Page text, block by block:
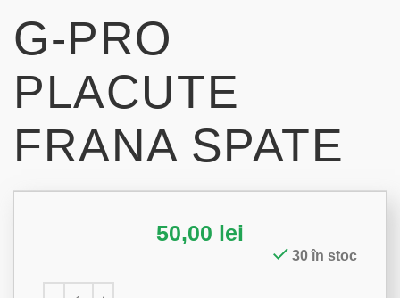
G-PRO
PLACUTE
FRANA SPATE
50,00 lei
30 în stoc